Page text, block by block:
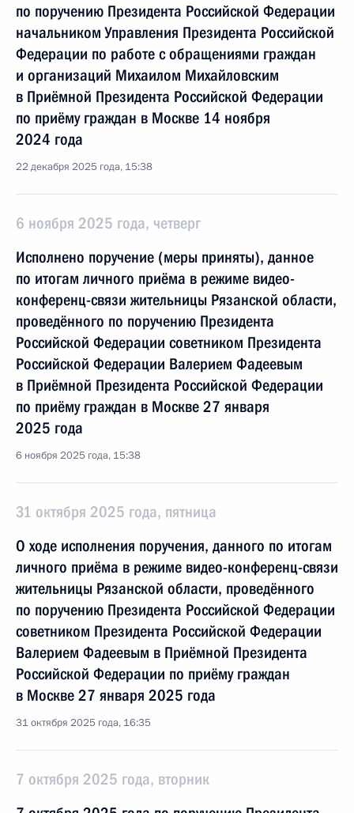
по поручению Президента Российской Федерации
начальником Управления Президента Российской
Федерации по работе с обращениями граждан
и организаций Михаилом Михайловским
в Приёмной Президента Российской Федерации
по приёму граждан в Москве 14 ноября
2024 года
22 декабря 2025 года, 15:38
6 ноября 2025 года, четверг
Исполнено поручение (меры приняты), данное
по итогам личного приёма в режиме видео-
конференц-связи жительницы Рязанской области,
проведённого по поручению Президента
Российской Федерации советником Президента
Российской Федерации Валерием Фадеевым
в Приёмной Президента Российской Федерации
по приёму граждан в Москве 27 января
2025 года
6 ноября 2025 года, 15:38
31 октября 2025 года, пятница
О ходе исполнения поручения, данного по итогам
личного приёма в режиме видео-конференц-связи
жительницы Рязанской области, проведённого
по поручению Президента Российской Федерации
советником Президента Российской Федерации
Валерием Фадеевым в Приёмной Президента
Российской Федерации по приёму граждан
в Москве 27 января 2025 года
31 октября 2025 года, 16:35
7 октября 2025 года, вторник